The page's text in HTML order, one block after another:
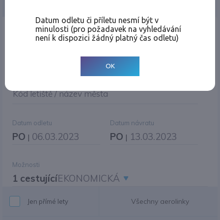
Místo odletu
Kód letiště / název města
Datum odletu
PO | 06.03.2023
Datum návratu
PO | 13.03.2023
Možnosti
1 cestujícíEKONOMICKÁ
Jen přímé lety Všechny aerolinky
Datum odletu či příletu nesmí být v
minulosti (pro požadavek na vyhledávání
není k dispozici žádný platný čas odletu)
OK